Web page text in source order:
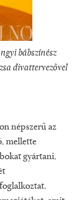
bábszínész
divattervezővel
népszerű az
mellette
gyártani,